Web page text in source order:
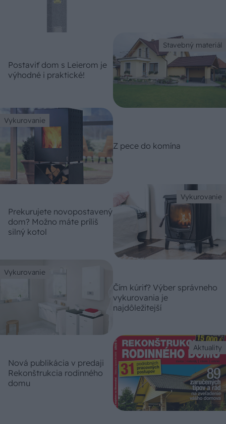
Stavebný materiál
Postaviť dom s Leierom je
výhodné i praktické!
Vykurovanie
Z pece do komína
Vykurovanie
Prekurujete novopostavený
dom? Možno máte príliš
silný kotol
Vykurovanie
Čím kúriť? Výber správneho
vykurovania je
najdôležitejší
Aktuality
Nová publikácia v predaji
Rekonštrukcia rodinného
domu